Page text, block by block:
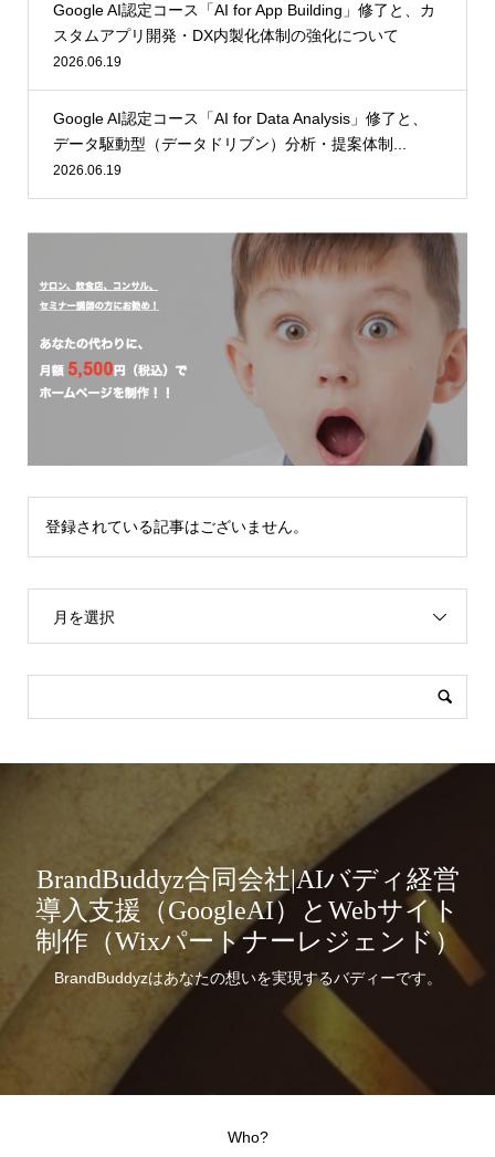
Google AI認定コース「AI for App Building」修了と、カ
スタムアプリ開発・DX内製化体制の強化について
2026.06.19
Google AI認定コース「AI for Data Analysis」修了と、
データ駆動型（データドリブン）分析・提案体制...
2026.06.19
登録されている記事はございません。
月を選択
BrandBuddyz合同会社|AIバディ経営
導入支援（GoogleAI）とWebサイト
制作（Wixパートナーレジェンド）
BrandBuddyzはあなたの想いを実現するバディーです。
Who?